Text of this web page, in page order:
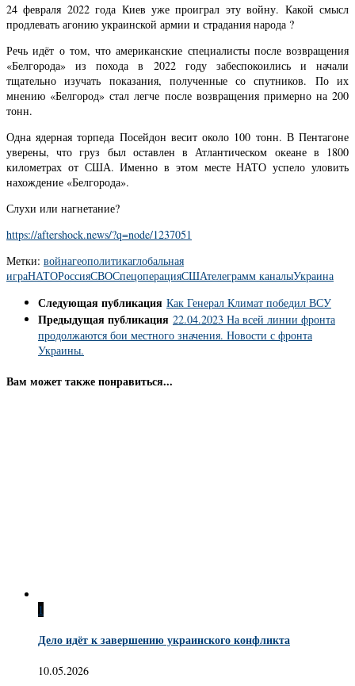
24 февраля 2022 года Киев уже проиграл эту войну. Какой смысл
продлевать агонию украинской армии и страдания народа ?
Речь идёт о том, что американские специалисты после возвращения
«Белгорода» из похода в 2022 году забеспокоились и начали
тщательно изучать показания, полученные со спутников. По их
мнению «Белгород» стал легче после возвращения примерно на 200
тонн.
Одна ядерная торпеда Посейдон весит около 100 тонн. В Пентагоне
уверены, что груз был оставлен в Атлантическом океане в 1800
километрах от США. Именно в этом месте НАТО успело уловить
нахождение «Белгорода».
Слухи или нагнетание?
https://aftershock.news/?q=node/1237051
Метки: войнагеополитикаглобальная
играНАТОРоссияСВОСпецоперацияСШАтелеграмм каналыУкраина
Следующая публикация Как Генерал Климат победил ВСУ
Предыдущая публикация 22.04.2023 На всей линии фронта
продолжаются бои местного значения. Новости с фронта
Украины.
Вам может также понравиться...
1
Дело идёт к завершению украинского конфликта
10.05.2026